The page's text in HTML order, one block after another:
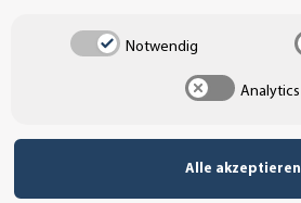
Notwendig
Analytics
Alle akzeptieren